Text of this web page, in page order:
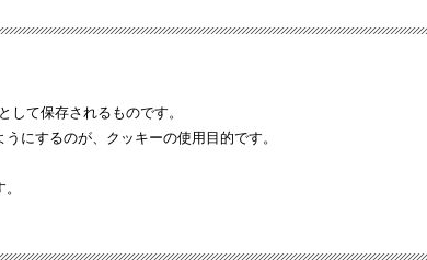
て保存されるものです。
にするのが、クッキーの使用目的です。